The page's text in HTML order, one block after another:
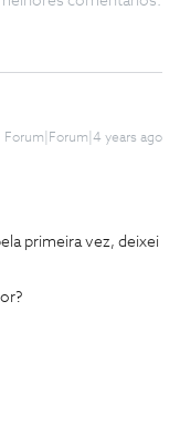
Forum|Forum|4 years ago
primeira vez, deixei